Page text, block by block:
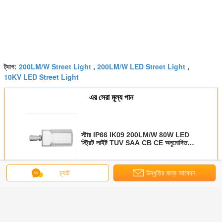
ট্যাগ: 200LM/W Street Light , 200LM/W LED Street Light ,
10KV LED Street Light
এর সেরা মূল্য পান
স্টার IP66 IK09 200LM/W 80W LED
স্ট্রিট লাইট TUV SAA CB CE অনুমোদিত 5
চ্যাট উদ্ধৃতির জন্য আবেদন